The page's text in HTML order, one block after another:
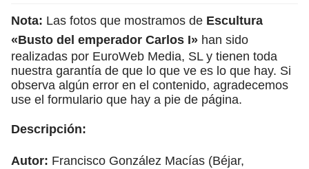
Nota: Las fotos que mostramos de Escultura
«Busto del emperador Carlos I» han sido
realizadas por EuroWeb Media, SL y tienen toda
nuestra garantía de que lo que ve es lo que hay. Si
observa algún error en el contenido, agradecemos
use el formulario que hay a pie de página.
Descripción:
Autor: Francisco González Macías (Béjar,